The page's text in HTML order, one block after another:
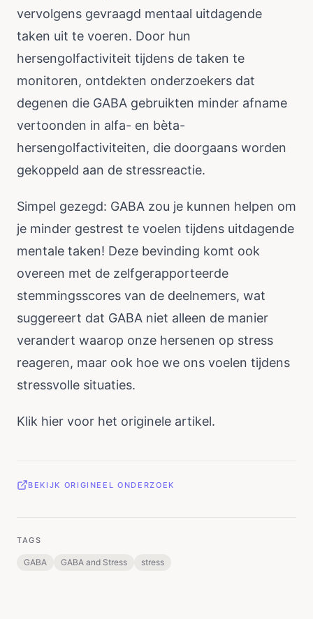
vervolgens gevraagd mentaal uitdagende
taken uit te voeren. Door hun
hersengolfactiviteit tijdens de taken te
monitoren, ontdekten onderzoekers dat
degenen die GABA gebruikten minder afname
vertoonden in alfa- en bèta-
hersengolfactiviteiten, die doorgaans worden
gekoppeld aan de stressreactie.
Simpel gezegd: GABA zou je kunnen helpen om
je minder gestrest te voelen tijdens uitdagende
mentale taken! Deze bevinding komt ook
overeen met de zelfgerapporteerde
stemmingsscores van de deelnemers, wat
suggereert dat GABA niet alleen de manier
verandert waarop onze hersenen op stress
reageren, maar ook hoe we ons voelen tijdens
stressvolle situaties.
Klik hier voor het originele artikel.
BEKIJK ORIGINEEL ONDERZOEK
TAGS
GABA GABA and Stress stress